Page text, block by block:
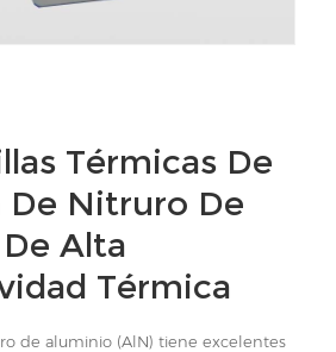
Térmicas De
De Nitruro De
Alta
Térmica
de aluminio (AlN) tiene excelentes